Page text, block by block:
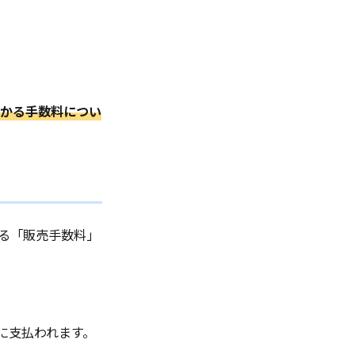
る手数料につい
販売手数料」
払われます。